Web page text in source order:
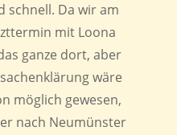
schnell. Da wir am
mit Loona
ganze dort, aber
wäre
möglich gewesen,
nach Neumünster